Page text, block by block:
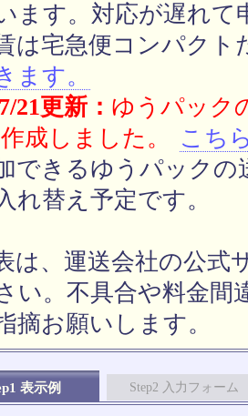
ます。対応が遅れ
は宅急便コンパクト
ます。
21更新： ゆうパック
成しました。
こち
できるゆうパックの
れ替え予定です。
は、運送会社の公式
い。不具合や料金間
摘お願いします。
表示例 Step2 入力フォーム